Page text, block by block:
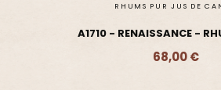
RHUMS PUR JUS DE
A1710 - RENAISSANCE -
68,00 €
Ajouter - 68,00 €